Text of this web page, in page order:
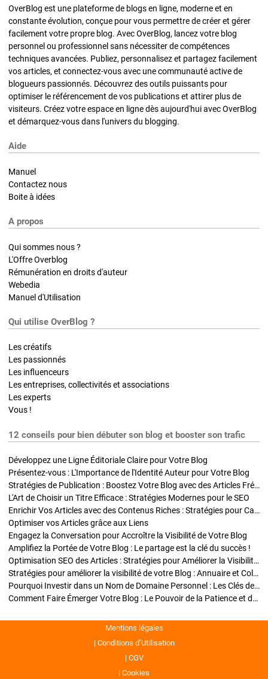
OverBlog est une plateforme de blogs en ligne, moderne et en
constante évolution, conçue pour vous permettre de créer et gérer
facilement votre propre blog. Avec OverBlog, lancez votre blog
personnel ou professionnel sans nécessiter de compétences
techniques avancées. Publiez, personnalisez et partagez facilement
vos articles, et connectez-vous avec une communauté active de
blogueurs passionnés. Découvrez des outils puissants pour
optimiser le référencement de vos publications et attirer plus de
visiteurs. Créez votre espace en ligne dès aujourd'hui avec OverBlog
et démarquez-vous dans l'univers du blogging.
Aide
Manuel
Contactez nous
Boite à idées
A propos
Qui sommes nous ?
L'Offre Overblog
Rémunération en droits d'auteur
Webedia
Manuel d'Utilisation
Qui utilise OverBlog ?
Les créatifs
Les passionnés
Les influenceurs
Les entreprises, collectivités et associations
Les experts
Vous !
12 conseils pour bien débuter son blog et booster son trafic
Développez une Ligne Éditoriale Claire pour Votre Blog
Présentez-vous : L'Importance de l'Identité Auteur pour Votre Blog
Stratégies de Publication : Boostez Votre Blog avec des Articles Fréquents et Exclusifs
L'Art de Choisir un Titre Efficace : Stratégies Modernes pour le SEO
Enrichir Vos Articles avec des Contenus Riches : Stratégies pour Captiver et Optimiser
Optimiser vos Articles grâce aux Liens
Engagez la Conversation pour Accroître la Visibilité de Votre Blog
Amplifiez la Portée de Votre Blog : Le partage est la clé du succès !
Optimisation SEO des Articles : Stratégies pour Améliorer la Visibilité de Votre Blog
Stratégies pour améliorer la visibilité de votre Blog : Annuaire et Collaborations
Pourquoi Investir dans un Nom de Domaine Personnel : Les Clés de la Réussite de Votre Blog
Comment Faire Émerger Votre Blog : Le Pouvoir de la Patience et de la Persévérance
Mentions légales
Conditions d’Utilisation
CGV
Cookies